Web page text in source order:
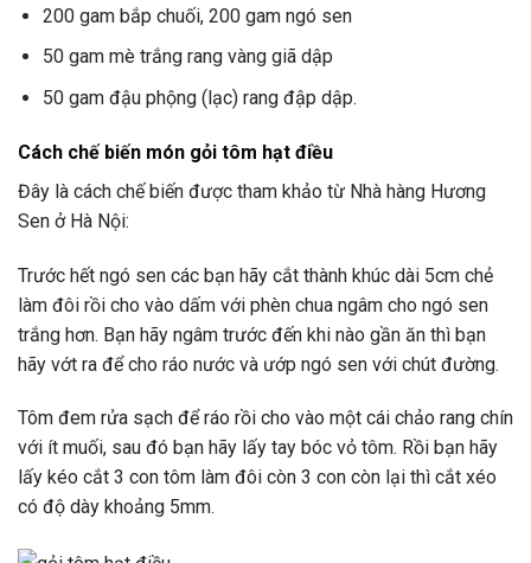
200 gam bắp chuối, 200 gam ngó sen
50 gam mè trắng rang vàng giã dập
50 gam đậu phộng (lạc) rang đập dập.
Cách chế biến món gỏi tôm hạt điều
Đây là cách chế biến được tham khảo từ Nhà hàng Hương
Sen ở Hà Nội:
Trước hết ngó sen các bạn hãy cắt thành khúc dài 5cm chẻ
làm đôi rồi cho vào dấm với phèn chua ngâm cho ngó sen
trắng hơn. Bạn hãy ngâm trước đến khi nào gần ăn thì bạn
hãy vớt ra để cho ráo nước và ướp ngó sen với chút đường.
Tôm đem rửa sạch để ráo rồi cho vào một cái chảo rang chín
với ít muối, sau đó bạn hãy lấy tay bóc vỏ tôm. Rồi bạn hãy
lấy kéo cắt 3 con tôm làm đôi còn 3 con còn lại thì cắt xéo
có độ dày khoảng 5mm.